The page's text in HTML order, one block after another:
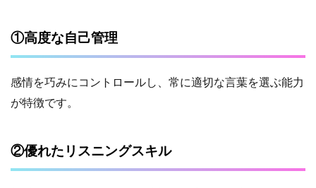
①高度な自己管理
感情を巧みにコントロールし、常に適切な言葉を選ぶ能力
が特徴です。
②優れたリスニングスキル